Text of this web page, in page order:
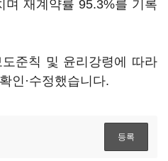
며 재계약률 95.3%를 기록
준칙 및 윤리강령에 따라
인·수정했습니다.